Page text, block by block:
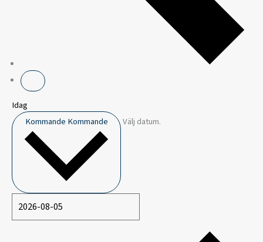
Idag
Kommande Kommande Välj datum.